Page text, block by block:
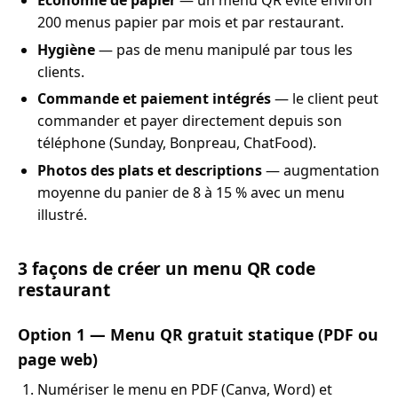
200 menus papier par mois et par restaurant.
Hygiène— pas de menu manipulé par tous les
clients.
Commande et paiement intégrés— le client peut
commander et payer directement depuis son
téléphone (Sunday, Bonpreau, ChatFood).
Photos des plats et descriptions— augmentation
moyenne du panier de 8 à 15 % avec un menu
illustré.
3 façons de créer un menu QR code
restaurant
Option 1 — Menu QR gratuit statique (PDF ou
page web)
Numériser le menu en PDF (Canva, Word) et